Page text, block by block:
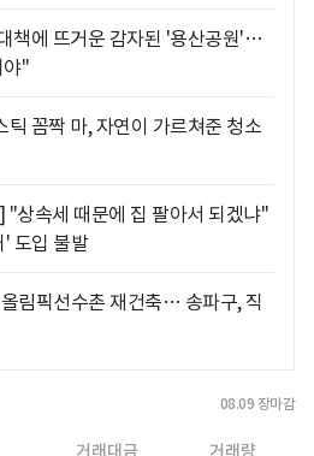
책에 뜨거운 감자된 '용산공원'…
야"
틱 꼼짝 마, 자연이 가르쳐준 청소
"상속세 때문에 집 팔아서 되겠냐"
도입 불발
림픽선수촌 재건축… 송파구, 직
08.09 장마감
거래대금 거래량